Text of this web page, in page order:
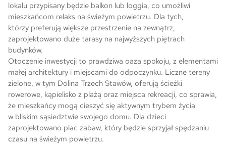
lokalu przypisany będzie balkon lub loggia, co umożliwi
mieszkańcom relaks na świeżym powietrzu. Dla tych,
którzy preferują większe przestrzenie na zewnątrz,
zaprojektowano duże tarasy na najwyższych piętrach
budynków.
Otoczenie inwestycji to prawdziwa oaza spokoju, z elementami
małej architektury i miejscami do odpoczynku. Liczne tereny
zielone, w tym Dolina Trzech Stawów, oferują ścieżki
rowerowe, kąpielisko z plażą oraz miejsca rekreacji, co sprawia,
że mieszkańcy mogą cieszyć się aktywnym trybem życia
w bliskim sąsiedztwie swojego domu. Dla dzieci
zaprojektowano plac zabaw, który będzie sprzyjał spędzaniu
czasu na świeżym powietrzu.